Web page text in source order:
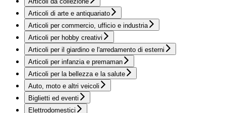
Articoli di arte e antiquariato
Articoli per commercio, ufficio e industria
Articoli per hobby creativi
Articoli per il giardino e l'arredamento di esterni
Articoli per infanzia e premaman
Articoli per la bellezza e la salute
Auto, moto e altri veicoli
Biglietti ed eventi
Elettrodomestici